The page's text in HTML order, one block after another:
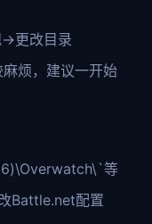
更改目录
烦，建议一开始
等
Battle.net配置